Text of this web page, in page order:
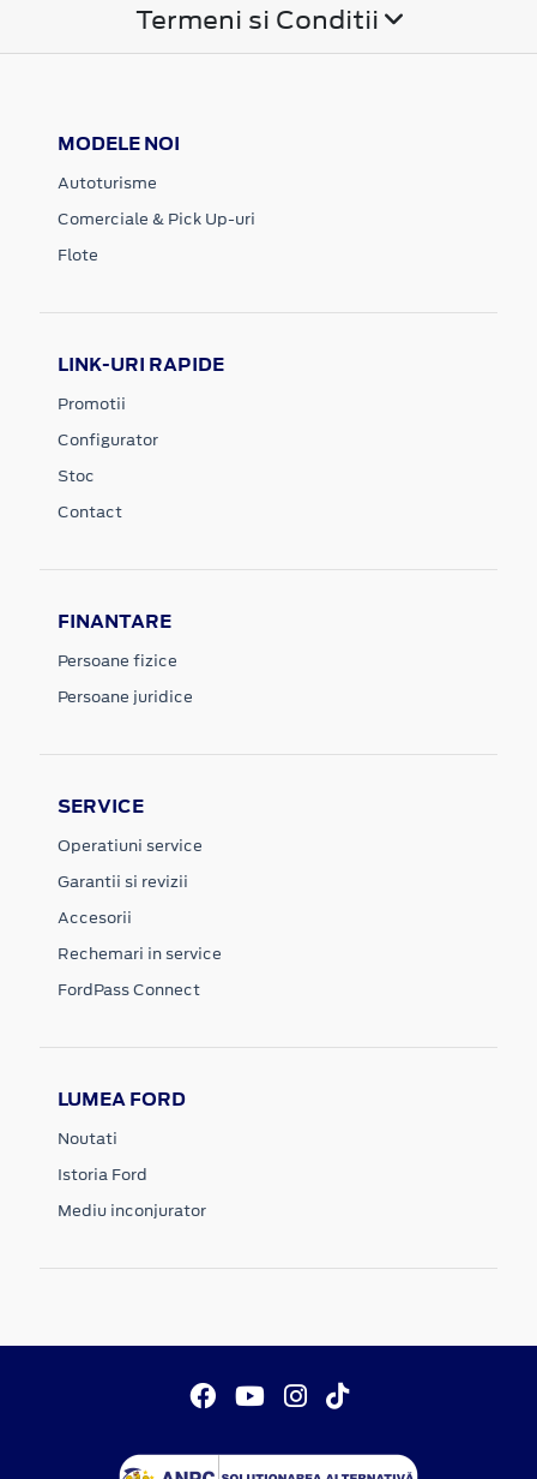
Termeni si Conditii
MODELE NOI
Autoturisme
Comerciale & Pick Up-uri
Flote
LINK-URI RAPIDE
Promotii
Configurator
Stoc
Contact
FINANTARE
Persoane fizice
Persoane juridice
SERVICE
Operatiuni service
Garantii si revizii
Accesorii
Rechemari in service
FordPass Connect
LUMEA FORD
Noutati
Istoria Ford
Mediu inconjurator